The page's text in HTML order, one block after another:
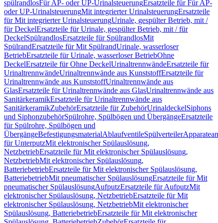
spülrandlosFür AP- oder UP-UrinalsteuerungErsatzteile für Für AP-
oder UP-UrinalsteuerungMit integrierter UrinalsteuerungErsatzteile
für Mit integrierter UrinalsteuerungUrinale, gespülter Betrieb, mit /
für DeckelErsatzteile für Urinale, gespülter Betrieb, mit / für
DeckelSpülrandlosErsatzteile für SpülrandlosMit
SpülrandErsatzteile für Mit SpülrandUrinale, wasserloser
BetriebErsatzteile für Urinale, wasserloser BetriebOhne
DeckelErsatzteile für Ohne DeckelUrinaltrennwändeErsatzteile für
UrinaltrennwändeUrinaltrennwände aus KunststoffErsatzteile für
Urinaltrennwände aus KunststoffUrinaltrennwände aus
GlasErsatzteile für Urinaltrennwände aus GlasUrinaltrennwände aus
SanitärkeramikErsatzteile für Urinaltrennwände aus
SanitärkeramikZubehörErsatzteile für ZubehörUrinaldeckelSiphons
und SiphonzubehörSpülrohre, Spülbögen und ÜbergängeErsatzteile
für Spülrohre, Spülbögen und
ÜbergängeBefestigungsmaterialAblaufventileSpülverteiler
für UnterputzMit elektronischer Spülauslösung,
NetzbetriebErsatzteile für Mit elektronischer Spülauslösung,
NetzbetriebMit elektronischer Spülauslösung,
BatteriebetriebErsatzteile für Mit elektronischer Spülauslösung,
BatteriebetriebMit pneumatischer SpülauslösungErsatzteile für Mit
pneumatischer SpülauslösungAufputzErsatzteile für AufputzMit
elektronischer Spülauslösung, NetzbetriebErsatzteile für Mit
elektronischer Spülauslösung, NetzbetriebMit elektronischer
Spülauslösung, BatteriebetriebErsatzteile für Mit elektronischer